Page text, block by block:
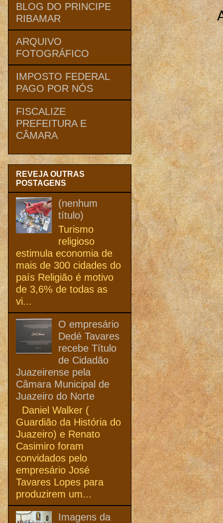
BLOG DO PRINCIPE
RIBAMAR
ARQUIVO
FOTOGRÁFICO
IMPOSTO FEDERAL
PAGO POR NÓS
FISCALIZE
PREFEITURA E
CÂMARA
REVEJA OUTRAS
POSTAGENS
(nenhum
título)
Turismo
religioso
estimula economia de
mais de 300 cidades do
país Religião é motivo
de 3,6% de todas as
vi...
O empresário
Dedé Tavares
recebe Título
de Cidadão
Juazeirense pela
Câmara Municipal de
Juazeiro do Norte
Daniel Walker (
Guardião da História do
Juazeiro) e Renato
Casimiro foram
convidados pelo
empresário José
Tavares Lopes para
produzirem um...
Imagens da